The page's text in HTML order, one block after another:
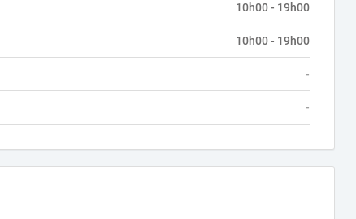
10h00 - 19h00
10h00 - 19h00
-
-